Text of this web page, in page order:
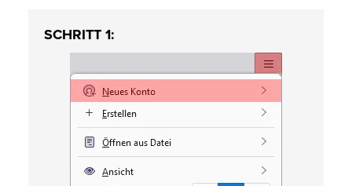
SCHRITT 1: